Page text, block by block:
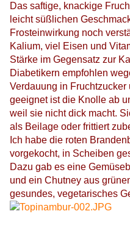
Das saftige, knackige
leicht süßlichen
Frosteinwirkung noch
Kalium, viel Eisen und
Stärke im Gegensatz zur
Diabetikern empfohlen
Verdauung in
geeignet ist die Knolle ab
weil sie nicht dick macht.
als Beilage oder frittiert
Ich habe die roten
vorgekocht, in Scheiben
Dazu gab es eine
und ein Chutney aus
gesundes, vegetarisches